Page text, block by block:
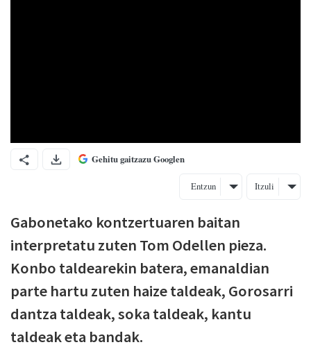
Gehitu gaitzazu Googlen
Entzun Itzuli
Gabonetako kontzertuaren baitan
interpretatu zuten Tom Odellen pieza.
Konbo taldearekin batera, emanaldian
parte hartu zuten haize taldeak, Gorosarri
dantza taldeak, soka taldeak, kantu
taldeak eta bandak.